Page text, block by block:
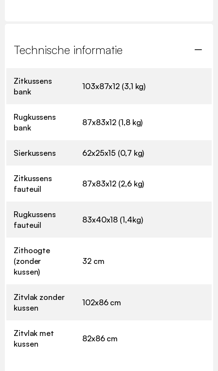
Technische informatie
Zitkussens
bank
103x87x12 (3,1 kg)
Rugkussens
bank
87x83x12 (1,8 kg)
Sierkussens 62x25x15 (0,7 kg)
Zitkussens
fauteuil
87x83x12 (2,6 kg)
Rugkussens
fauteuil
83x40x18 (1,4kg)
Zithoogte
(zonder
kussen)
32 cm
Zitvlak zonder
kussen
102x86 cm
Zitvlak met
kussen
82x86 cm